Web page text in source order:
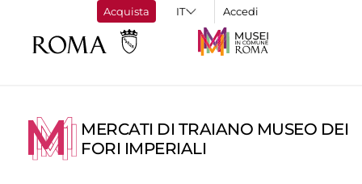
Acquista Accedi
MERCATI DI TRAIANO MUSEO DEI
FORI IMPERIALI